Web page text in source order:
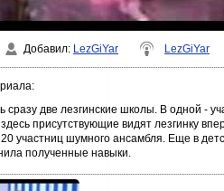
Добавил: LezGiYar LezGiYar
:
сразу две лезгинские школы. В одной -
присутствующие видят лезгинку
участниц шумного ансамбля. Еще в
полученные навыки.